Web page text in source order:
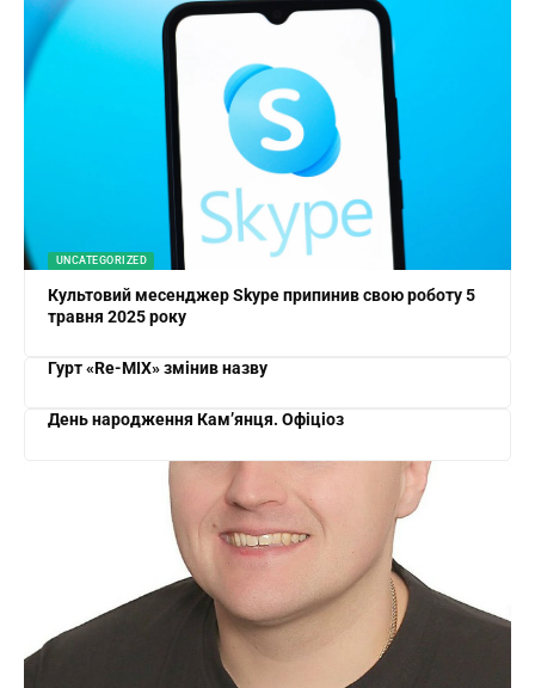
UNCATEGORIZED
Культовий месенджер Skype припинив свою роботу 5
травня 2025 року
Гурт «Re-MIX» змінив назву
День народження Кам’янця. Офіціоз